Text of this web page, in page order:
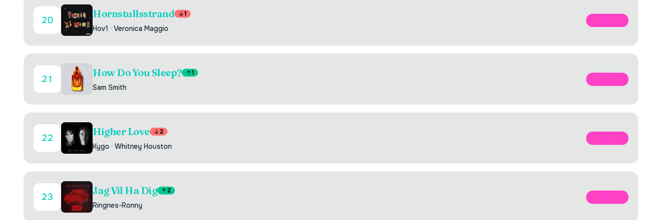
20
Hornstullsstrand 1
Hov1 · Veronica Maggio
21
How Do You Sleep? 1
Sam Smith
22
Higher Love 2
Kygo · Whitney Houston
23
Jag Vil Ha Dig 2
Ringnes-Ronny